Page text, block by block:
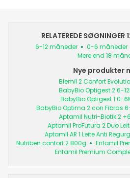
RELATEREDE
6-12 måneder 0-6 måneder
Mere end 18
Nye produkter
Blemil 2 Confort
BabyBio Optigest 2 6-
BabyBio Optigest 1 0-
BabyBio Optima 2 con Fibras
Aptamil Nutri-Biotik 2
Aptamil ProFutura 2 Duo
Aptamil AR 1 Leite Anti
Nutriben confort 2 800g
Enfamil
Enfamil Premium